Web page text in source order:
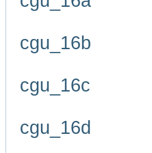
cgu_16b
cgu_16c
cgu_16d